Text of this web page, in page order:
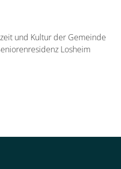
und Kultur der Gemeinde
Losheim